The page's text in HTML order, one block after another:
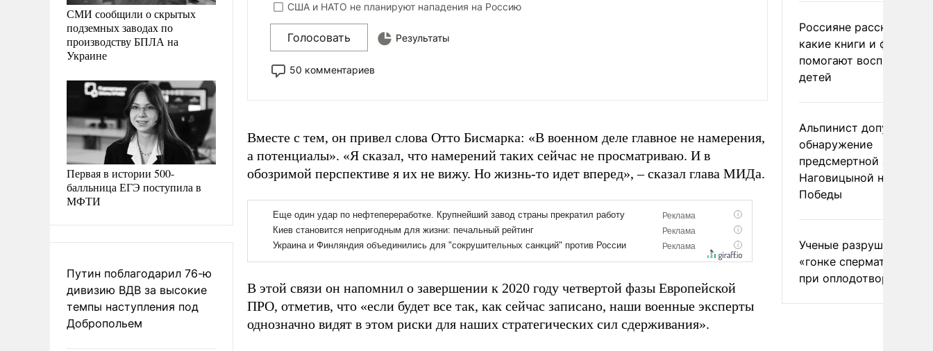
СМИ сообщили о скрытых
подземных заводах по
производству БПЛА на
Украине
Первая в истории 500-
балльница ЕГЭ поступила в
МФТИ
Путин поблагодарил 76-ю
дивизию ВДВ за высокие
темпы наступления под
Добропольем
США и НАТО не планируют нападения на Россию
Голосовать Результаты
50 комментариев
Вместе с тем, он привел слова Отто Бисмарка: «В военном деле главное не намерения,
а потенциалы». «Я сказал, что намерений таких сейчас не просматриваю. И в
обозримой перспективе я их не вижу. Но жизнь-то идет вперед», – сказал глава МИДа.
В этой связи он напомнил о завершении к 2020 году четвертой фазы Европейской
ПРО, отметив, что «если будет все так, как сейчас записано, наши военные эксперты
однозначно видят в этом риски для наших стратегических сил сдерживания».
Россияне рассказали,
какие книги и фильмы
помогают воспитывать
детей
Альпинист допустил
обнаружение
предсмертной записки
Наговицыной на пике
Победы
Ученые разрушили миф
«гонке
при оплодотворении